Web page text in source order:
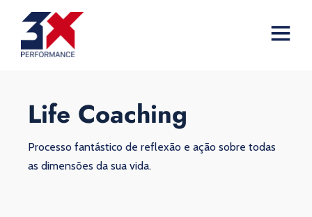
Life Coaching
Processo fantástico de reflexão e ação sobre todas
as dimensões da sua vida.